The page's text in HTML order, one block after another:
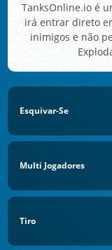
TanksOnline.io é
irá entrar direto
inimigos e não
Esquivar-Se
Multi Jogadores
Tiro